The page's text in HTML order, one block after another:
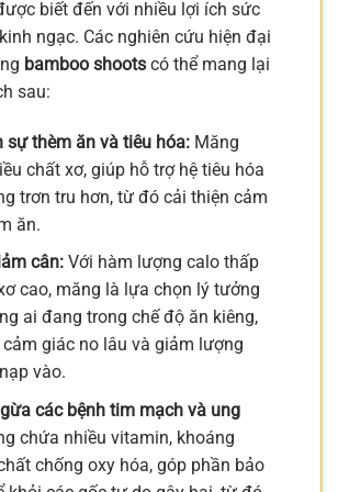
biết đến với nhiều lợi ích sức
ngạc. Các nghiên cứu hiện đại
bamboo shoots có thể mang lại
sau:
sự thèm ăn và tiêu hóa:Măng
chất xơ, giúp hỗ trợ hệ tiêu hóa
trơn tru hơn, từ đó cải thiện cảm
ăn.
cân:Với hàm lượng calo thấp
cao, măng là lựa chọn lý tưởng
ai đang trong chế độ ăn kiêng,
giác no lâu và giảm lượng
vào.
các bệnh tim mạch và ung
chứa nhiều vitamin, khoáng
chống oxy hóa, góp phần bảo